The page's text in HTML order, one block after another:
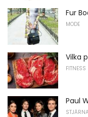
Fur
MODE
Vilka
FITNESS
Paul
STJÄRNA